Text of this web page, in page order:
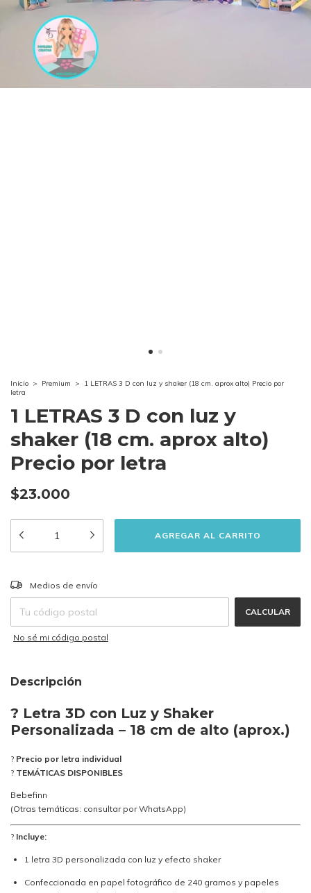
Inicio > Premium >
1 LETRAS 3 D con luz y shaker (18 cm. aprox alto) Precio por
letra
1 LETRAS 3 D con luz y
shaker (18 cm. aprox alto)
Precio por letra
$23.000
Entregas para el CP:
Medios de envío
CALCULAR
No sé mi código postal
Descripción
? Letra 3D con Luz y Shaker
Personalizada – 18 cm de alto (aprox.)
? Precio por letra individual
? TEMÁTICAS DISPONIBLES
Bebefinn
(Otras temáticas: consultar por WhatsApp)
? Incluye:
1 letra 3D personalizada con luz y efecto shaker
Confeccionada en papel fotográfico de 240 gramos y papeles